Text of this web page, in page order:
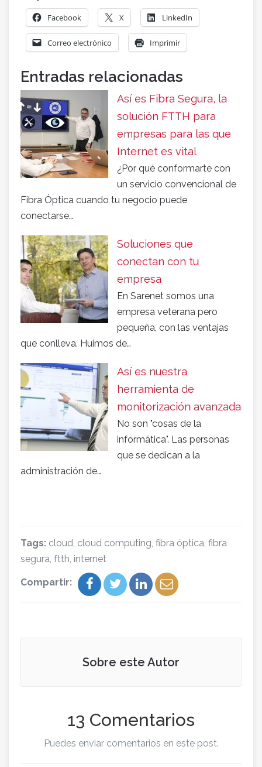
Facebook X LinkedIn
Correo electrónico Imprimir
Entradas relacionadas
Así es Fibra Segura, la
solución FTTH para
empresas para las que
Internet es vital
¿Por qué conformarte con
un servicio convencional de
Fibra Óptica cuando tu negocio puede
conectarse…
Soluciones que
conectan con tu
empresa
En Sarenet somos una
empresa veterana pero
pequeña, con las ventajas
que conlleva. Huimos de…
Así es nuestra
herramienta de
monitorización avanzada
No son "cosas de la
informática". Las personas
que se dedican a la
administración de…
Tags: cloud, cloud computing, fibra óptica, fibra
segura, ftth, internet
Compartir:
Sobre este Autor
13 Comentarios
Puedes enviar comentarios en este post.